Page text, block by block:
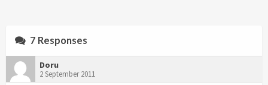
7 Responses
Doru
2 September 2011